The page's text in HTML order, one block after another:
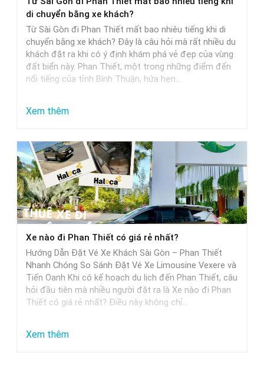
Hành
Nhất
di chuyển bằng xe khách?
Từ Sài Gòn đi Phan Thiết mất bao nhiêu tiếng khi di
chuyển bằng xe khách? Đây là câu hỏi mà rất nhiều du
khách đặt ra khi có ý định khám phá vẻ đẹp của vùng
đất biển này. Phan Thiết, một trong những điểm đến
nổi tiếng của tỉnh Bình Thuận, hứa hẹn…
Xem thêm:
Sài
Gòn
đi
Phan
Thiết
mất
bao
nhiêu
tiếng
khi
di
Xe nào đi Phan Thiết có giá rẻ nhất?
Hướng Dẫn Đặt Vé Xe Khách Sài Gòn – Phan Thiết
Nhanh Chóng So Sánh Đặt Vé Xe Limousine Vexere và
Tiến Oanh Khi có kế hoạch du lịch đến Phan Thiết, câu
hỏi đầu tiên mà nhiều người đặt ra là Xe nào đi Phan
Thiết có giá rẻ nhất? Điều này không chỉ…
Xem thêm: